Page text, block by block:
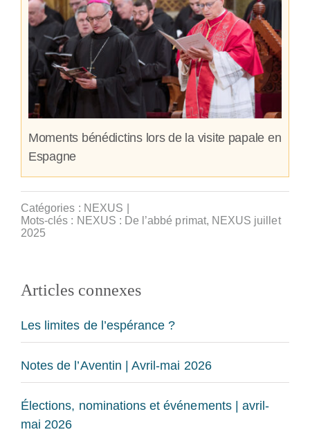
Moments bénédictins lors de la visite papale en
Espagne
Catégories : NEXUS
Mots-clés : NEXUS : De l’abbé primat, NEXUS juillet
2025
Articles connexes
Les limites de l’espérance ?
Notes de l’Aventin | Avril-mai 2026
Élections, nominations et événements | avril-
mai 2026